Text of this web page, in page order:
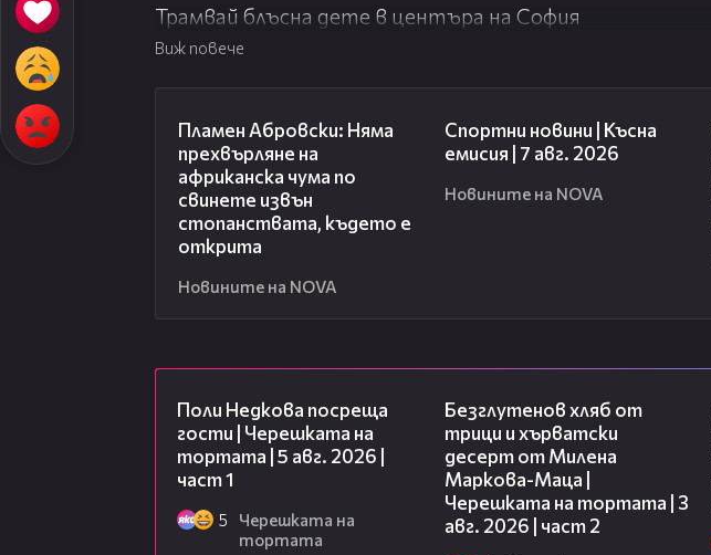
Трамвай блъсна дете в центъра на София
Виж повече
Пламен Абровски: Няма
прехвърляне на
африканска чума по
свинете извън
стопанствата, където е
открита
Новините на NOVA
Спортни новини | Късна
емисия | 7 авг. 2026
Новините на NOVA
Поли Недкова посреща
гости | Черешката на
тортата | 5 авг. 2026 |
част 1
5
Черешката на
тортата
Безглутенов хляб от
трици и хърватски
десерт от Милена
Маркова-Маца |
Черешката на тортата | 3
авг. 2026 | част 2